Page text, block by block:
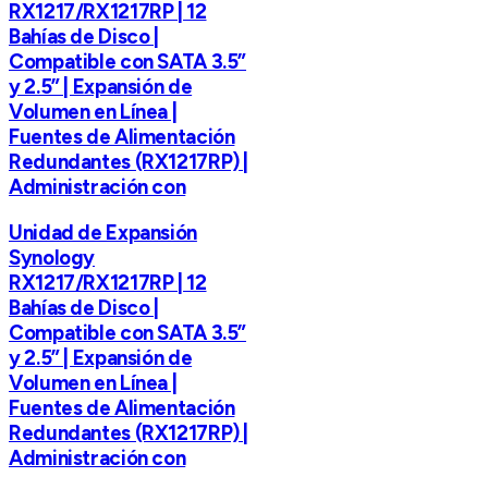
RX1217/RX1217RP | 12
Bahías de Disco |
Compatible con SATA 3.5”
y 2.5” | Expansión de
Volumen en Línea |
Fuentes de Alimentación
Redundantes (RX1217RP) |
Administración con
Unidad de Expansión
Synology
RX1217/RX1217RP | 12
Bahías de Disco |
Compatible con SATA 3.5”
y 2.5” | Expansión de
Volumen en Línea |
Fuentes de Alimentación
Redundantes (RX1217RP) |
Administración con